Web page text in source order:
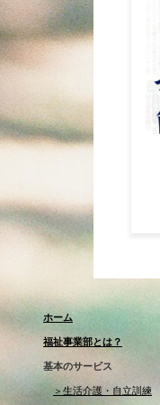
ホーム
福祉事業部とは？
基本のサービス
＞生活介護・自立訓練